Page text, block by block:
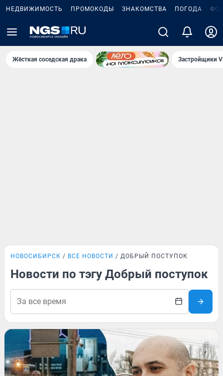
НЕДВИЖИМОСТЬ ПРОМОКОДЫ ЗНАКОМСТВА ПОГОДА
Жёсткая соседская драка Застройщики
НОВОСИБИРСК ВСЕ НОВОСТИ ДОБРЫЙ ПОСТУПОК
Новости по тэгу Добрый поступок